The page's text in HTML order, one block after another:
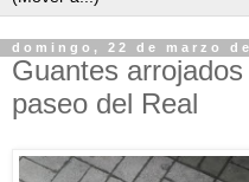
domingo, 22 de marzo
Guantes
paseo del Real